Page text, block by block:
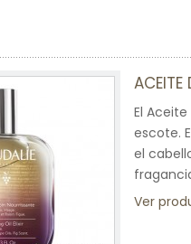
ACEITE
El
escote.
el
Ver